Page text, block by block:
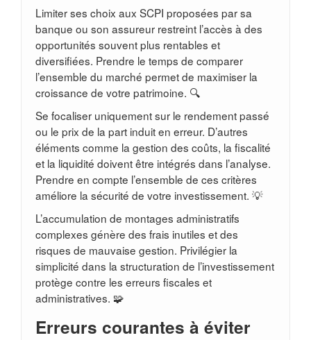
Limiter ses choix aux SCPI proposées par sa
banque ou son assureur restreint l’accès à des
opportunités souvent plus rentables et
diversifiées. Prendre le temps de comparer
l’ensemble du marché permet de maximiser la
croissance de votre patrimoine. 🔍
Se focaliser uniquement sur le rendement passé
ou le prix de la part induit en erreur. D’autres
éléments comme la gestion des coûts, la fiscalité
et la liquidité doivent être intégrés dans l’analyse.
Prendre en compte l’ensemble de ces critères
améliore la sécurité de votre investissement. 💡
L’accumulation de montages administratifs
complexes génère des frais inutiles et des
risques de mauvaise gestion. Privilégier la
simplicité dans la structuration de l’investissement
protège contre les erreurs fiscales et
administratives. 🧩
Erreurs courantes à éviter